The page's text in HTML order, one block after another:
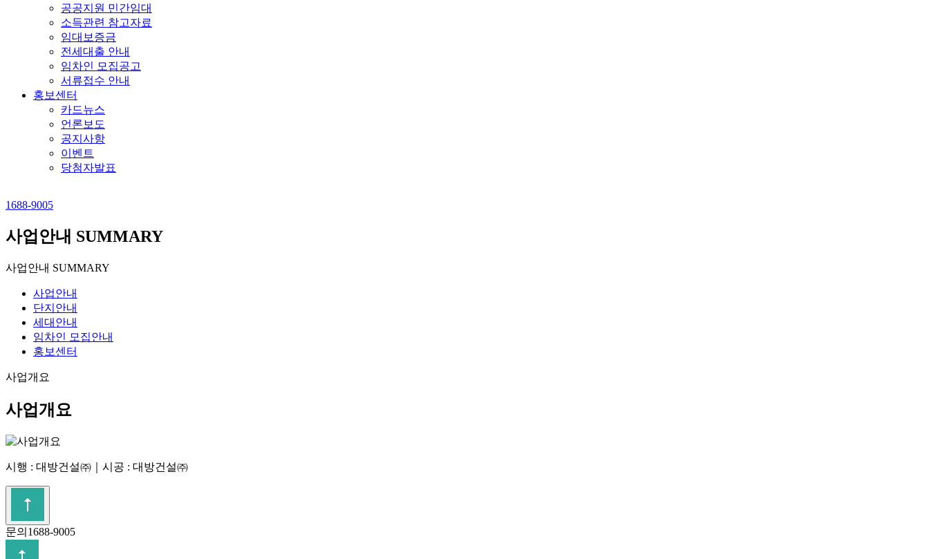
공공지원 민간임대
소득관련 참고자료
임대보증금
전세대출 안내
임차인 모집공고
서류접수 안내
홍보센터
카드뉴스
언론보도
공지사항
이벤트
당첨자발표
1688-9005
사업안내 SUMMARY
사업안내 SUMMARY
사업안내
단지안내
세대안내
임차인 모집안내
홍보센터
사업개요
사업개요
시행 : 대방건설㈜｜시공 : 대방건설㈜
문의 1688-9005